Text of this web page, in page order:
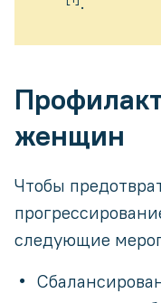
женщин
Чтобы
следующие